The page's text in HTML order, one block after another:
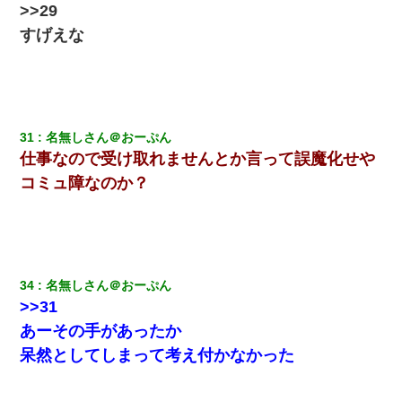
>>29
すげえな
31 名無しさん＠おーぷん
仕事なので受け取れませんとか言って誤魔化せや
コミュ障なのか？
34 名無しさん＠おーぷん
>>31
あーその手があったか
呆然としてしまって考え付かなかった